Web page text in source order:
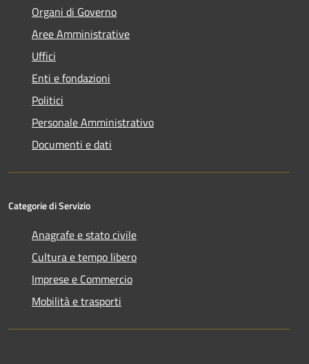
Organi di Governo
Aree Amministrative
Uffici
Enti e fondazioni
Politici
Personale Amministrativo
Documenti e dati
Categorie di Servizio
Anagrafe e stato civile
Cultura e tempo libero
Imprese e Commercio
Mobilità e trasporti